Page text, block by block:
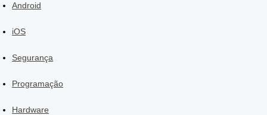
Android
iOS
Segurança
Programação
Hardware